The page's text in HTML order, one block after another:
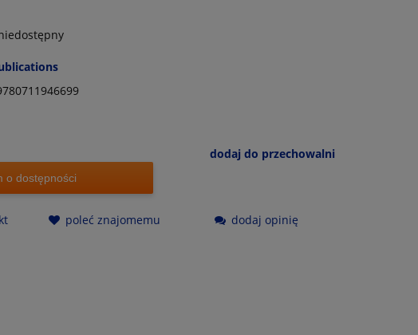
dodaj do przechowalni
o dostępności
poleć znajomemu dodaj opinię